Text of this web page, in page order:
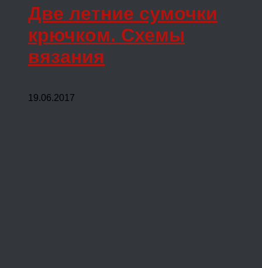
Две летние сумочки
крючком. Схемы
вязания
19.06.2017